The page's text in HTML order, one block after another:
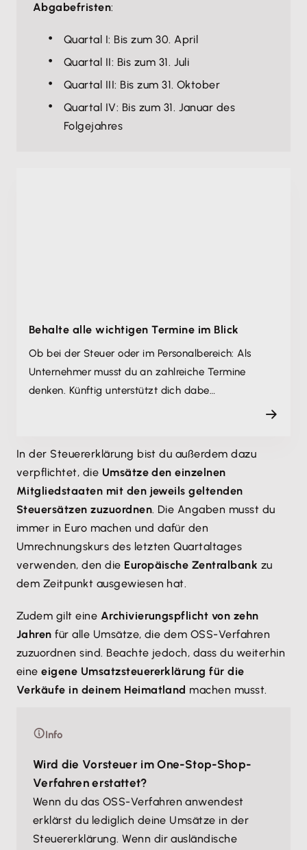
Abgabefristen:
Quartal I: Bis zum 30. April
Quartal II: Bis zum 31. Juli
Quartal III: Bis zum 31. Oktober
Quartal IV: Bis zum 31. Januar des
Folgejahres
Behalte alle wichtigen Termine im Blick
Ob bei der Steuer oder im Personalbereich: Als
Unternehmer musst du an zahlreiche Termine
denken. Künftig unterstützt dich dabe…
In der Steuererklärung bist du außerdem dazu
verpflichtet, die Umsätze den einzelnen
Mitgliedstaaten mit den jeweils geltenden
Steuersätzen zuzuordnen. Die Angaben musst du
immer in Euro machen und dafür den
Umrechnungskurs des letzten Quartaltages
verwenden, den die Europäische Zentralbank zu
dem Zeitpunkt ausgewiesen hat.
Zudem gilt eine Archivierungspflicht von zehn
Jahren für alle Umsätze, die dem OSS-Verfahren
zuzuordnen sind. Beachte jedoch, dass du weiterhin
eineeigene Umsatzsteuererklärung für die
Verkäufe in deinem Heimatland machen musst.
Info
Wird die Vorsteuer im One-Stop-Shop-
Verfahren erstattet?
Wenn du das OSS-Verfahren anwendest
erklärst du lediglich deine Umsätze in der
Steuererklärung. Wenn dir ausländische